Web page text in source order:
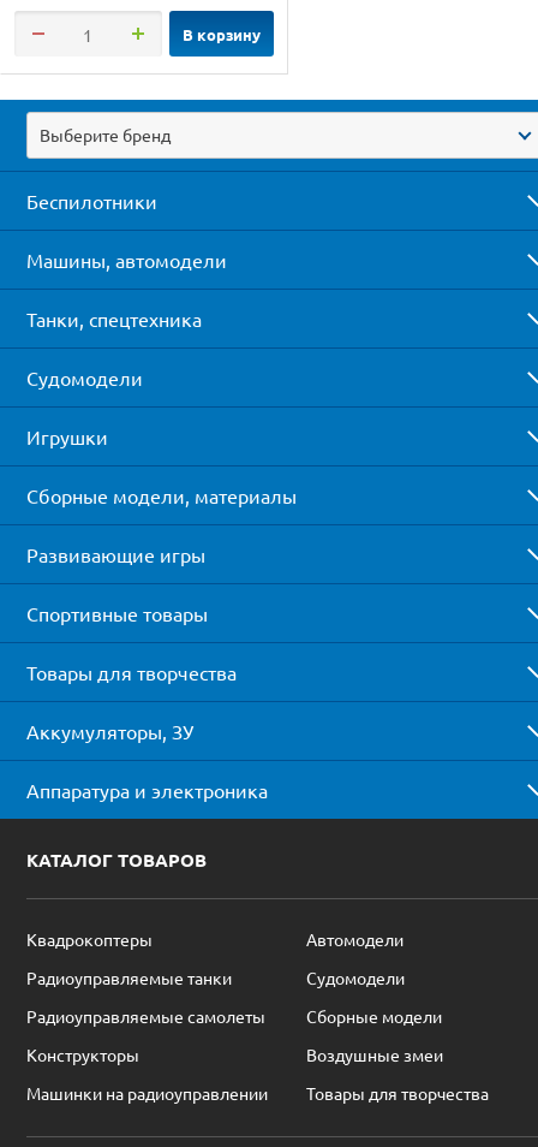
В корзину
Выберите бренд
Беспилотники
Машины, автомодели
Танки, спецтехника
Судомодели
Игрушки
Сборные модели, материалы
Развивающие игры
Спортивные товары
Товары для творчества
Аккумуляторы, ЗУ
Аппаратура и электроника
КАТАЛОГ ТОВАРОВ
Квадрокоптеры
Автомодели
Радиоуправляемые танки
Судомодели
Радиоуправляемые самолеты
Сборные модели
Конструкторы
Воздушные змеи
Машинки на радиоуправлении
Товары для творчества